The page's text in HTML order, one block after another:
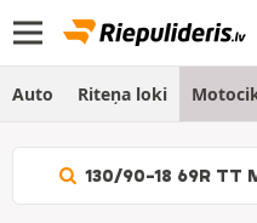
Auto Riteņa loki
130/90-18 69R TT